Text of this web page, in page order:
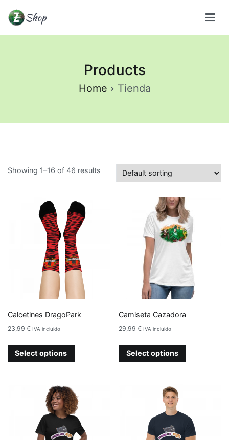
La Dragotienda
Products
Home Tienda
Showing 1–16 of 46 results
Calcetines DragoPark
23,99 € IVA incluido
Select options
Camiseta Cazadora
29,99€ IVA incluido
Select options